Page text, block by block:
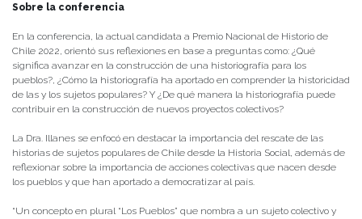
Sobre la conferencia
En la conferencia, la actual candidata a Premio Nacional de Historio de
Chile 2022, orientó sus reflexiones en base a preguntas como: ¿Qué
significa avanzar en la construcción de una historiografía para los
pueblos?, ¿Cómo la historiografía ha aportado en comprender la historicidad
de las y los sujetos populares? Y ¿De qué manera la historiografía puede
contribuir en la construcción de nuevos proyectos colectivos?
La Dra. Illanes se enfocó en destacar la importancia del rescate de las
historias de sujetos populares de Chile desde la Historia Social, además de
reflexionar sobre la importancia de acciones colectivas que nacen desde
los pueblos y que han aportado a democratizar al país.
“Un concepto en plural “Los Pueblos” que nombra a un sujeto colectivo y